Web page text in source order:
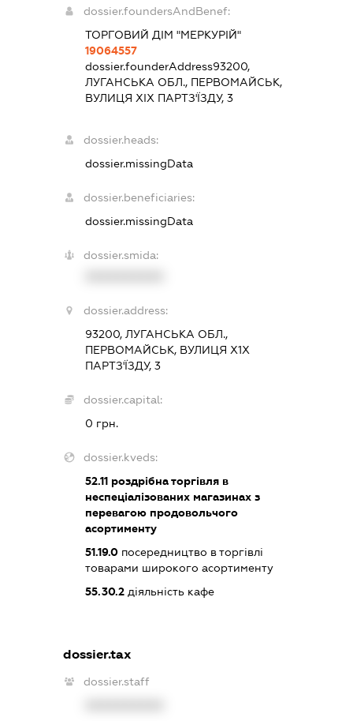
dossier.foundersAndBenef:
ТОРГОВИЙ ДІМ "МЕРКУРІЙ"
19064557
dossier.founderAddress93200,
ЛУГАНСЬКА ОБЛ., ПЕРВОМАЙСЬК,
ВУЛИЦЯ ХІХ ПАРТЗ'ЇЗДУ, 3
dossier.heads:
dossier.missingData
dossier.beneficiaries:
dossier.missingData
dossier.smida:
dossier.address:
93200, ЛУГАНСЬКА ОБЛ.,
ПЕРВОМАЙСЬК, ВУЛИЦЯ Х1Х
ПАРТЗ'ЇЗДУ, 3
dossier.capital:
0 грн.
dossier.kveds:
52.11 роздрібна торгівля в
неспеціалізованих магазинах з
перевагою продовольчого
асортименту
51.19.0 посередництво в торгівлі
товарами широкого асортименту
55.30.2 діяльність кафе
dossier.tax
dossier.staff